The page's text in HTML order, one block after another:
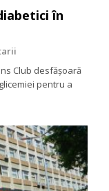
în
Club desfăşoară
pentru a